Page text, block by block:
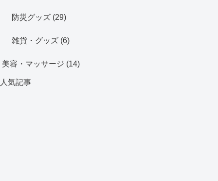
防災グッズ (29)
雑貨・グッズ (6)
美容・マッサージ (14)
人気記事